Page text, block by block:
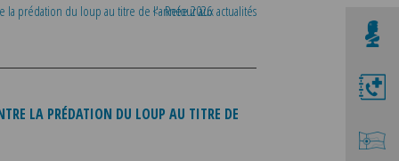
la prédation du loup au titre de l'année 2026
<- Retour aux actualités
LA PRÉDATION DU LOUP AU TITRE DE